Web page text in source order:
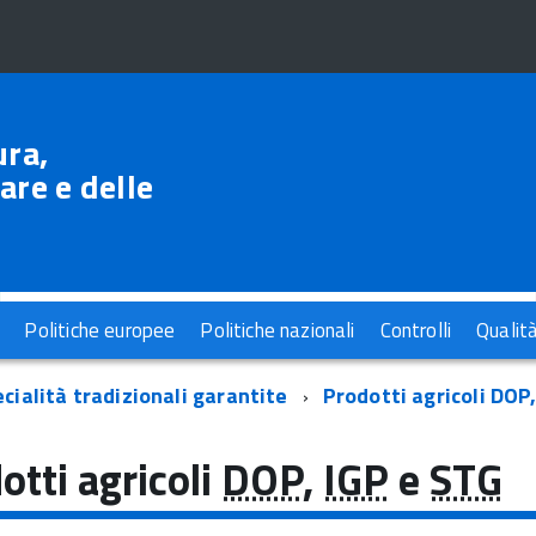
e delle
Politiche europee Politiche nazionali Controlli
tradizionali garantite Prodotti agricoli DOP,
agricoli DOP, IGPeSTG